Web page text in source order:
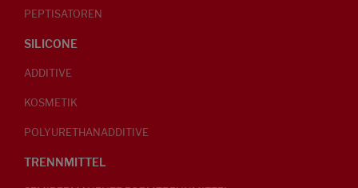
PEPTISATOREN
SILICONE
ADDITIVE
KOSMETIK
POLYURETHANADDITIVE
TRENNMITTEL